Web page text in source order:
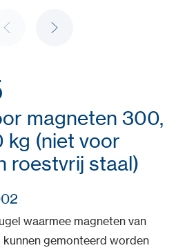
magneten 300,
(niet voor
roestvrij staal)
waarmee magneten van
gemonteerd worden